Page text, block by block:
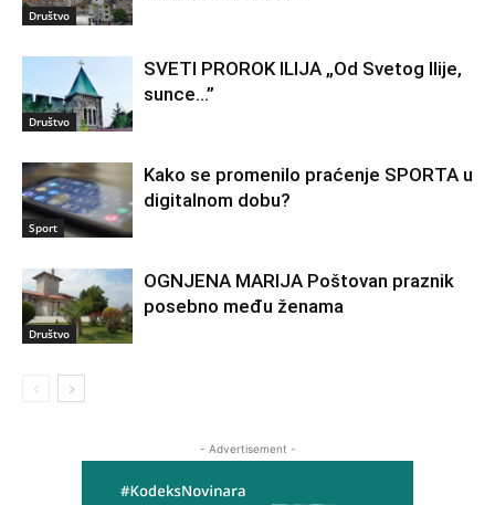
Društvo
Društvo
SVETI PROROK ILIJA „Od Svetog Ilije,
sunce…”
Sport
Kako se promenilo praćenje SPORTA u
digitalnom dobu?
Društvo
OGNJENA MARIJA Poštovan praznik
posebno među ženama
- Advertisement -